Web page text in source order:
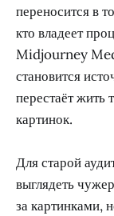
переносится в
кто владеет
Midjourney
становится
перестаёт жить
картинок.
Для старой
выглядеть
за картинками,